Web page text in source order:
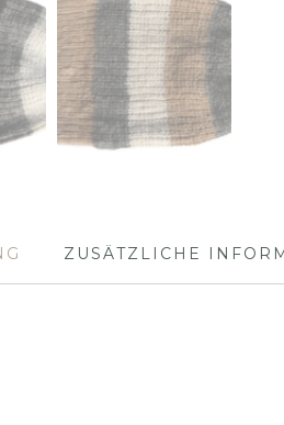
ZUSÄTZLICHE